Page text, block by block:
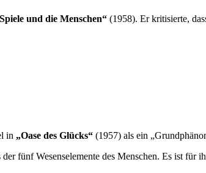
und die Menschen“ (1958). Er kritisierte,
in „Oase des Glücks“ (1957) als ein
fünf Wesenselemente des Menschen. Es ist für